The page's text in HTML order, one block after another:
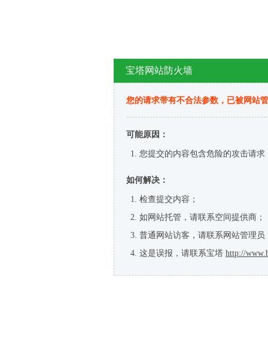
宝塔网站防火墙
您的请求带有不合法参数，已被网站
可能原因：
您提交的内容包含危险的攻击请求
如何解决：
检查提交内容；
如网站托管，请联系空间提供商；
普通网站访客，请联系网站管理员
这是误报，请联系宝塔 http://